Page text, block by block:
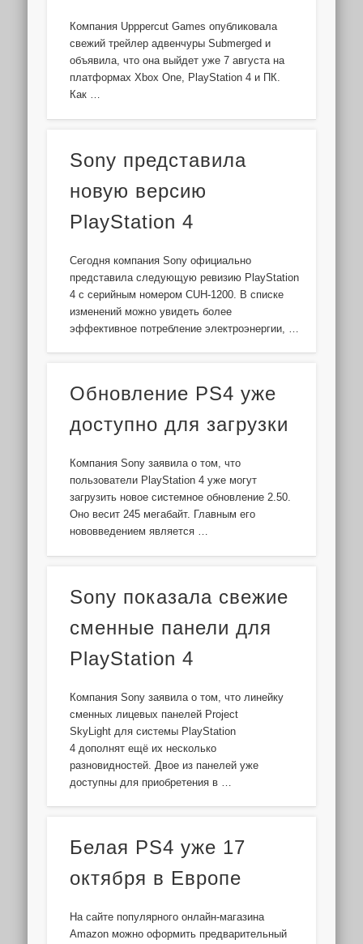
Компания Upppercut Games опубликовала
свежий трейлер адвенчуры Submerged и
объявила, что она выйдет уже 7 августа на
платформах Xbox One, PlayStation 4 и ПК.
Как …
Sony представила
новую версию
PlayStation 4
Сегодня компания Sony официально
представила следующую ревизию PlayStation
4 с серийным номером CUH-1200. В списке
изменений можно увидеть более
эффективное потребление электроэнергии, …
Обновление PS4 уже
доступно для загрузки
Компания Sony заявила о том, что
пользователи PlayStation 4 уже могут
загрузить новое системное обновление 2.50.
Оно весит 245 мегабайт. Главным его
нововведением является …
Sony показала свежие
сменные панели для
PlayStation 4
Компания Sony заявила о том, что линейку
сменных лицевых панелей Project
SkyLight для системы PlayStation
4 дополнят ещё их несколько
разновидностей. Двое из панелей уже
доступны для приобретения в …
Белая PS4 уже 17
октября в Европе
На сайте популярного онлайн-магазина
Amazon можно оформить предварительный